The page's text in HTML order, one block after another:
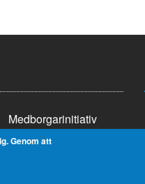
Medborgarinitiativ
RSS
Genom att